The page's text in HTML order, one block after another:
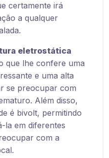
certamente irá
a qualquer
eletrostática
que lhe confere uma
e uma alta
se preocupar com
Além disso,
é bivolt, permitindo
la em diferentes
com a